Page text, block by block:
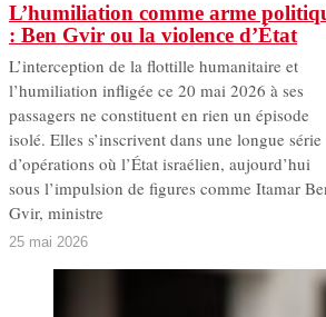
L’humiliation comme arme
: Ben Gvir ou la violence d’État
L’interception de la flottille humanitaire et
l’humiliation infligée ce 20 mai 2026 à ses
passagers ne constituent en rien un épisode
isolé. Elles s’inscrivent dans une longue série
d’opérations où l’État israélien, aujourd’hui
sous l’impulsion de figures comme Itamar
Gvir, ministre
25 mai 2026